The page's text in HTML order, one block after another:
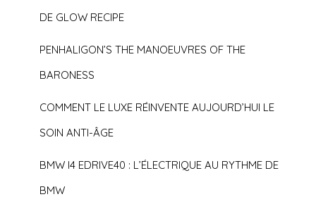
DE GLOW RECIPE
PENHALIGON’S THE MANOEUVRES OF THE
BARONESS
COMMENT LE LUXE RÉINVENTE AUJOURD’HUI LE
SOIN ANTI-ÂGE
BMW I4 EDRIVE40 : L’ÉLECTRIQUE AU RYTHME DE
BMW